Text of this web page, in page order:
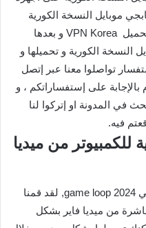
موبايل النسخة الكورية
على اجهزة الايباد و الايفون ، نقوم بتحميل VPN Korea و بعدها
النسخة الكورية و تحميلها و
تواصلوا معنا عبر إتصل
بالإجابة على إستفساراتكم ، و
في المدونة او إتركوا لنا
فيه.
للكمبيوتر من ميديا
تحميل ببجي الكورية للكمبيوتر محاكي game loop 2024, لقد قمنا
من ميديا فاير بشكل